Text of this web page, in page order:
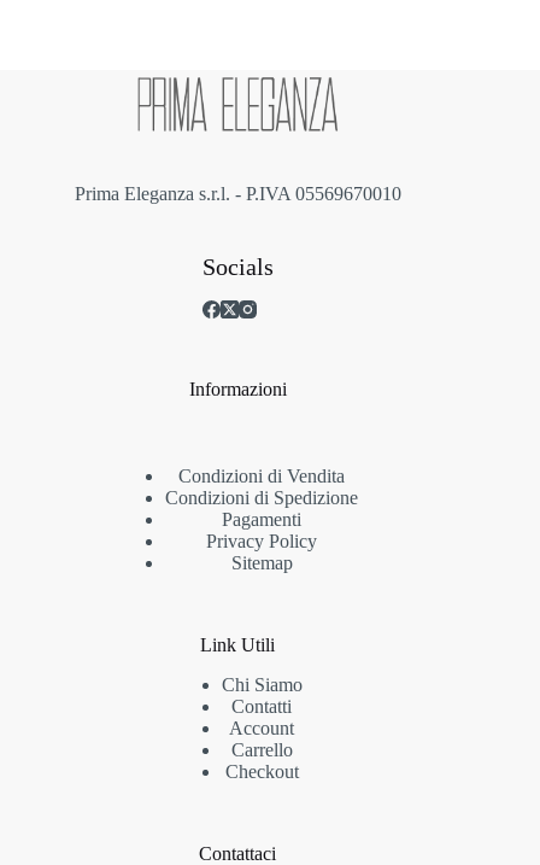
Prima Eleganza s.r.l. - P.IVA 05569670010
Socials
Informazioni
Condizioni di Vendita
Condizioni di Spedizione
Pagamenti
Privacy Policy
Sitemap
Link Utili
Chi Siamo
Contatti
Account
Carrello
Checkout
Contattaci